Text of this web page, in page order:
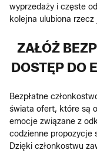
wyprzedaży i częste
kolejna ulubiona
ZAŁÓŻ
DOSTĘP DO
Bezpłatne
świata ofert, które są
emocje związane z
codzienne propozycje
Dzięki członkostwu